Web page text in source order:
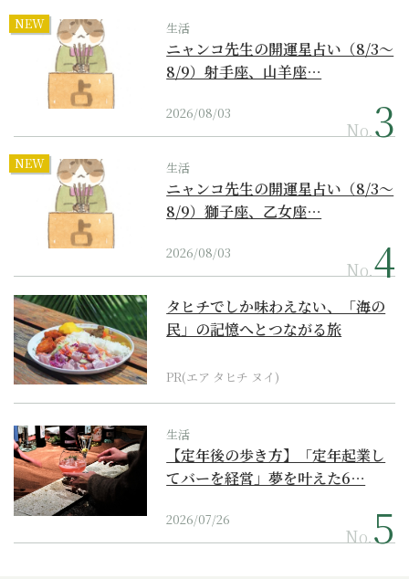
NEW 生活
ニャンコ先生の開運星占い（8/3～
8/9）射手座、山羊座…
2026/08/03
No.
NEW 生活
ニャンコ先生の開運星占い（8/3～
8/9）獅子座、乙女座…
2026/08/03
No.
タヒチでしか味わえない、「海の
民」の記憶へとつながる旅
PR(エア タヒチ ヌイ)
生活
【定年後の歩き方】「定年起業し
てバーを経営」夢を叶えた6…
2026/07/26
No.